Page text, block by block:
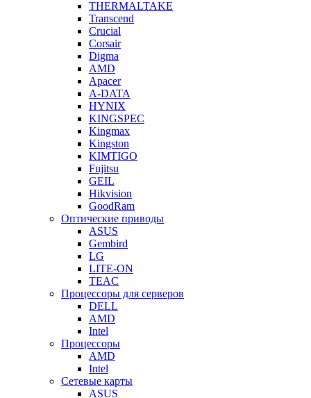
THERMALTAKE
Transcend
Crucial
Corsair
Digma
AMD
Apacer
A-DATA
HYNIX
KINGSPEC
Kingmax
Kingston
KIMTIGO
Fujitsu
GEIL
Hikvision
GoodRam
Оптические приводы
ASUS
Gembird
LG
LITE-ON
TEAC
Процессоры для серверов
DELL
AMD
Intel
Процессоры
AMD
Intel
Сетевые карты
ASUS